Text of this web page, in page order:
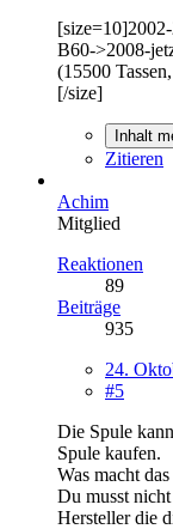
B60->2008-
(15500
[/size]
Inhalt
Zitieren
Achim
Mitglied
Reaktionen
89
Beiträge
935
24.
#5
Die Spule
Spule kaufen.
Was macht
Du musst
Hersteller die